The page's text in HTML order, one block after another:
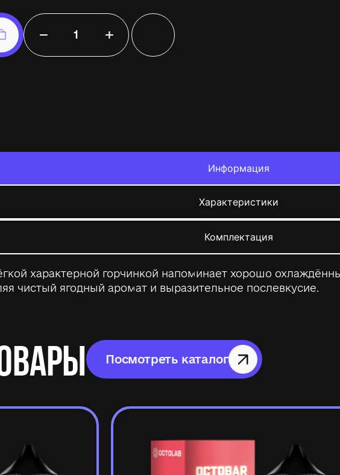
− +
Информация
Характеристики
Комплектация
характерной горчинкой напоминает хорошо
чистый ягодный аромат и выразительное послевкусие.
Посмотреть каталог